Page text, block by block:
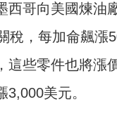
西哥向美國煉油
稅，每加侖飆漲
這些零件也將漲
美元。